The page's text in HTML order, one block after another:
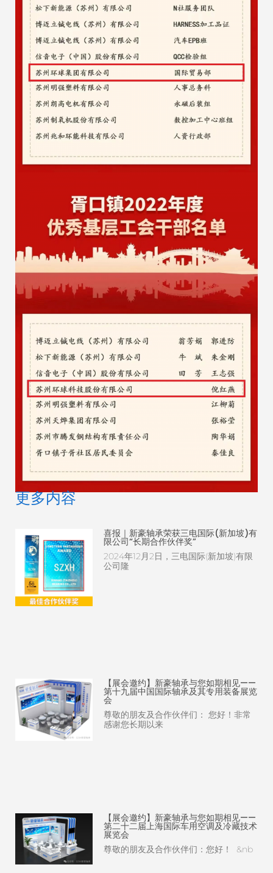
更多内容
喜报｜新豪轴承荣获三电国际(新加坡)有
限公司“长期合作伙伴奖”
2024年12月2日，三电国际(新加坡)有限
公司隆
【展会邀约】新豪轴承与您如期相见——
第十九届中国国际轴承及其专用装备展览
会
尊敬的朋友及合作伙伴们： 您好！非常
感谢您长期以来
【展会邀约】新豪轴承与您如期相见——
第二十二届上海国际车用空调及冷藏技术
展览会
尊敬的朋友及合作伙伴们：您好！ &nb